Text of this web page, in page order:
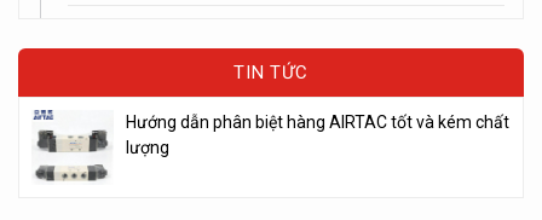
TIN TỨC
Hướng dẫn phân biệt hàng AIRTAC tốt và kém chất
lượng